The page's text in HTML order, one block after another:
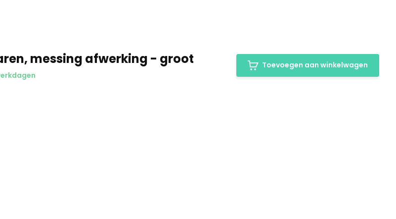
messing afwerking - groot Toevoegen aan winkelwagen